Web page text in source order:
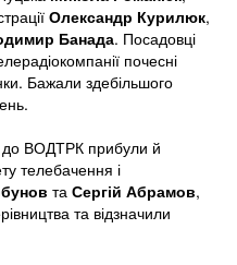
Олександр Курилюк,
Банада. Посадовці
почесні
Бажали здебільшого
до ВОДТРК прибули й
телебачення і
та Сергій Абрамов,
та відзначили